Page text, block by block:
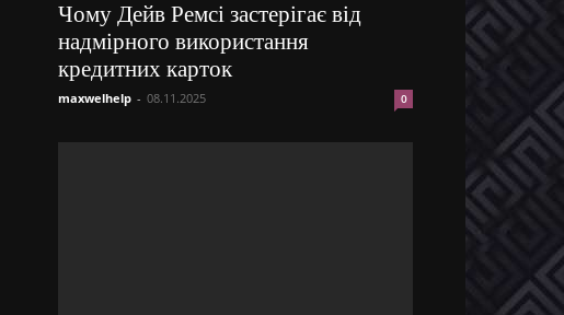
Чому Дейв Ремсі застерігає від
надмірного використання
кредитних карток
maxwelhelp - 08.11.2025 0